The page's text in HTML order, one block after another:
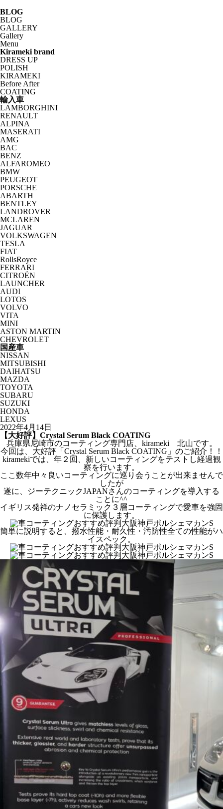
BLOG
BLOG
GALLERY
Gallery
Menu
Kirameki brand
DRESS UP
POLISH
KIRAMEKI
Before After
COATING
輸入車
LAMBORGHINI
RENAULT
ALPINA
MASERATI
AMG
BAC
BENZ
ALFAROMEO
BMW
PEUGEOT
PORSCHE
ABARTH
BENTLEY
LANDROVER
MCLAREN
JAGUAR
VOLKSWAGEN
TESLA
FIAT
RollsRoyce
FERRARI
CITROËN
LAUNCHER
AUDI
LOTOS
VOLVO
VITA
MINI
ASTON MARTIN
CHEVROLET
国産車
NISSAN
MITSUBISHI
DAIHATSU
MAZDA
TOYOTA
SUBARU
SUZUKI
HONDA
LEXUS
2022年4月14日
【大好評】Crystal Serum Black COATING
兵庫県尼崎市のコーティング専門店、kirameki 北山です。
今回は、大好評「Crystal Serum Black COATING」のご紹介！！
kiramekiでは、年２回、新しいコーティングをテストし経過観
察を行います。
ここ数年中々良いコーティングに巡り会うことが出来ませんで
したが
遂に、ジーテクニックJAPANさんのコーティングを導入する
ことに^^
イギリス発祥のナノセラミック３層コーティングで愛車を強固
に保護します。
簡単に説明すると、撥水性能・耐久性・汚防性全ての性能がハ
イスペック。